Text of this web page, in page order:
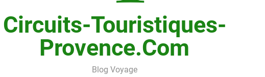
Circuits-Touristiques-
Provence.com
Blog Voyage